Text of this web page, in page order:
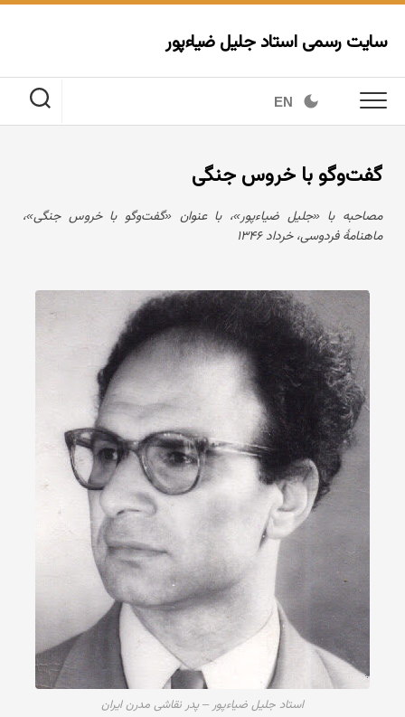
Skip
content
سایت رسمی استاد جلیل ضیاءپور
EN
گفت‌وگو با خروس جنگی
مصاحبه با «جلیل ضیاءپور»، با عنوان «گفت‌وگو با خروس جنگی»،
ماهنامهٔ فردوسی، خرداد ۱۳۴۶
استاد جلیل ضیاءپور – پدر نقاشی مدرن ایران